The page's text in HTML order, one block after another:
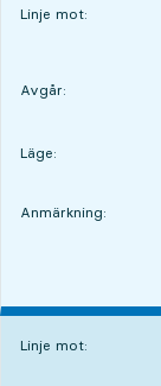
Linje mot:
Avgår:
Läge:
LÄGE,
,
Anmärkning:
Linje mot: